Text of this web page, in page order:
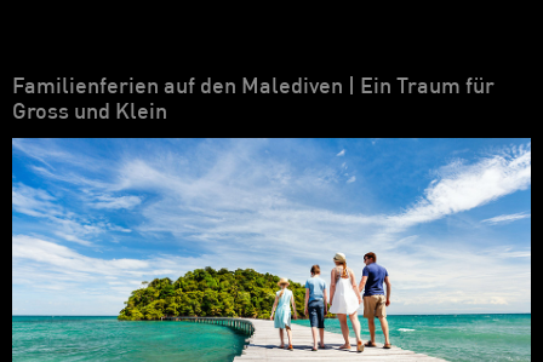
Familienferien auf den Malediven | Ein Traum für
Gross und Klein